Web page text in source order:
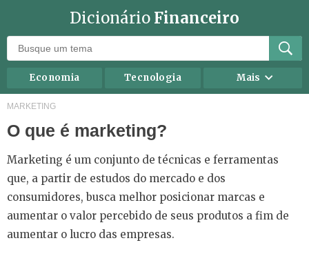
Dicionário Financeiro
Economia Tecnologia Mais
Recursos humanos
Negócios
Direito
Impostos
Carreira
Marketing
Contabilidade
Finanças Pessoais
MARKETING
O que é marketing?
Marketing é um conjunto de técnicas e ferramentas
que, a partir de estudos do mercado e dos
consumidores, busca melhor posicionar marcas e
aumentar o valor percebido de seus produtos a fim de
aumentar o lucro das empresas.